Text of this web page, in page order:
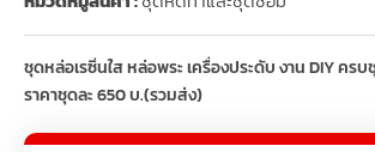
ชุดหล่อเรซิ่นใส หล่อพระ เครื่องประดับ งาน DIY คร
ราคาชุดละ 650 บ.(รวมส่ง)